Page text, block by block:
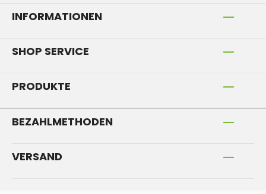
INFORMATIONEN
SHOP SERVICE
PRODUKTE
BEZAHLMETHODEN
VERSAND